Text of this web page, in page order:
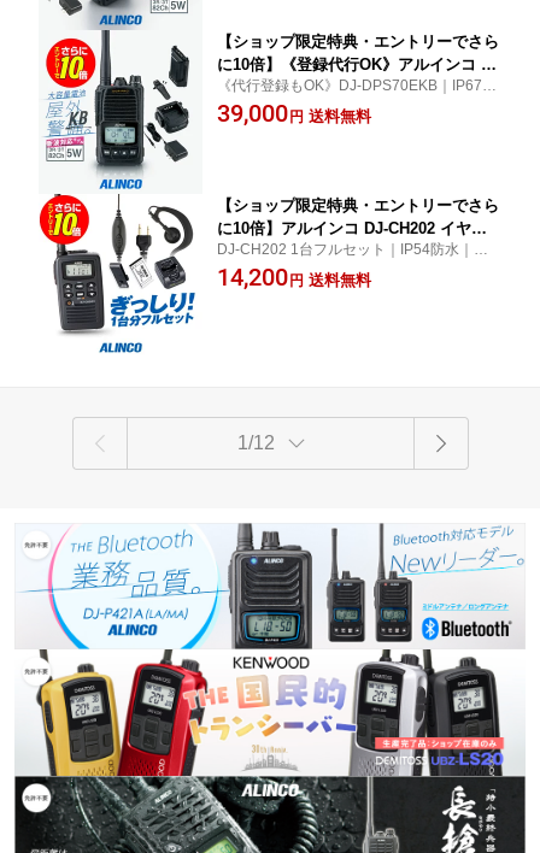
【ショップ限定特典・エントリーでさら
に10倍】《登録代行OK》アルインコ DJ
-DPS70EKB 大容量バッテリー搭載 デジ
タル簡易無線機 登録局 (82ch増波) / 免
《代行登録もOK》DJ-DPS70EKB｜IP67防
水｜5W 増波82Ch｜長距離や多階層向きハ
イパワーで飛距離たっぷり。1日使い続けた
39,000 円 送料無料
【ショップ限定特典・エントリーでさら
に10倍】アルインコ DJ-CH202 イヤホ
ンマイク付 1台フルセット 特定小電力
トランシーバー (＋クリップレスS×1) /
DJ-CH202 1台フルセット｜IP54防水｜ク
リップレスイヤホンマイク、充電器やバッ
テリーも全部セットになった、薄型・軽量
14,200 円 送料無料
1/12